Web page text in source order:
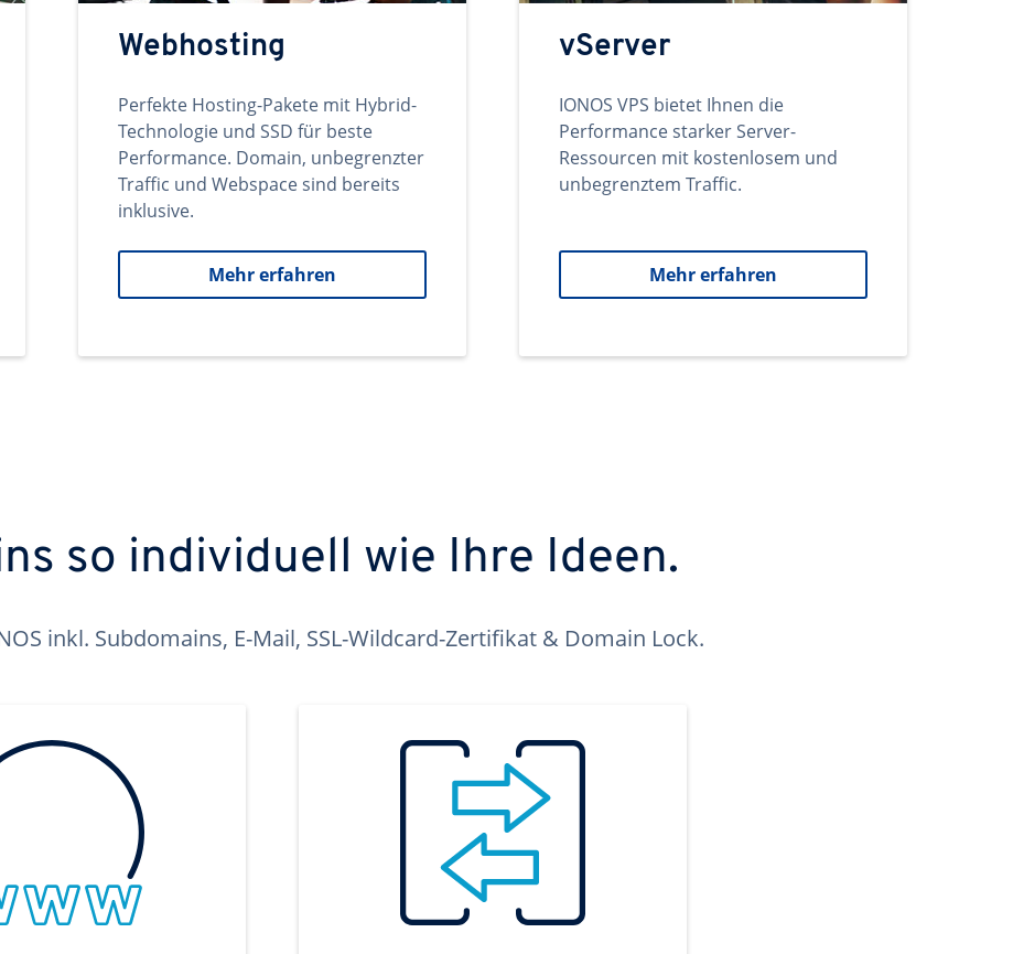
Webhosting
Perfekte Hosting-Pakete mit Hybrid-
Technologie und SSD für beste
Performance. Domain, unbegrenzter
Traffic und Webspace sind bereits
inklusive.
Mehr erfahren
vServer
IONOS VPS bietet Ihnen die
Performance starker Server-
Ressourcen mit kostenlosem und
unbegrenztem Traffic.
Mehr erfahren
so individuell wie Ihre Ideen.
inkl. Subdomains, E-Mail, SSL-Wildcard-Zertifikat & Domain Lock.